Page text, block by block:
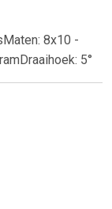
8x10 -
5°